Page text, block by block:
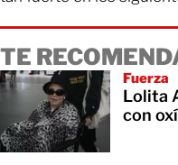
TE
Fuerza
Lolita
con